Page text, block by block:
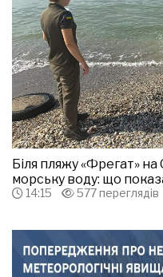
Біля пляжу «Фрегат»
морську воду: що
14:15 577 переглядів